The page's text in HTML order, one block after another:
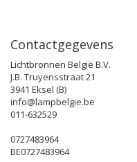
Contactgegevens
Lichtbronnen België B.V.
J.B. Truyensstraat 21
3941 Eksel (B)
info@lampbelgie.be
011-632529
0727483964
BE0727483964